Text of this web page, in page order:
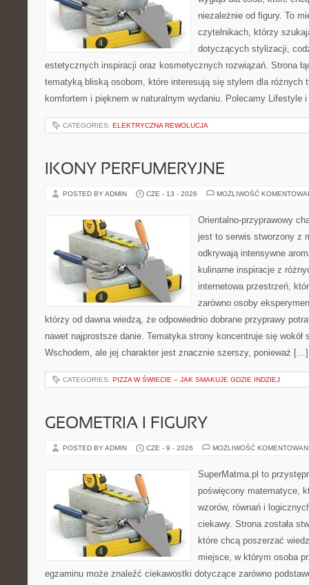
niezależnie od figury. To
czytelnikach, którzy
dotyczących stylizacji,
estetycznych inspiracji oraz kosmetycznych rozwiązań. Strona
tematyką bliską osobom, które interesują się stylem dla różnych
komfortem i pięknem w naturalnym wydaniu. Polecamy Lifestyle
CATEGORIES: ELEKTRYCZNA REWOLUCJA
IKONY PERFUMERYJNE
POSTED BY ADMIN CZE - 13 - 2026 MOŻLIWOŚĆ
Orientalno-przyprawowy
jest to serwis stworzony z
odkrywają intensywne
kulinarne inspiracje z
internetowa przestrzeń,
zarówno osoby
którzy od dawna wiedzą, że odpowiednio dobrane przyprawy
nawet najprostsze danie. Tematyka strony koncentruje się wokół
Wschodem, ale jej charakter jest znacznie szerszy, ponieważ […]
CATEGORIES: PIZZA W ŚWIECIE – JAK SMAKUJE GDZIE INDZIEJ
GEOMETRIA I FIGURY
POSTED BY ADMIN CZE - 9 - 2026 MOŻLIWOŚĆ
SuperMatma.pl to
poświęcony matematyce,
wzorów, równań i
ciekawy. Strona została
które chcą poszerzać
miejsce, w którym osoba
egzaminu może znaleźć ciekawostki dotyczące zarówno